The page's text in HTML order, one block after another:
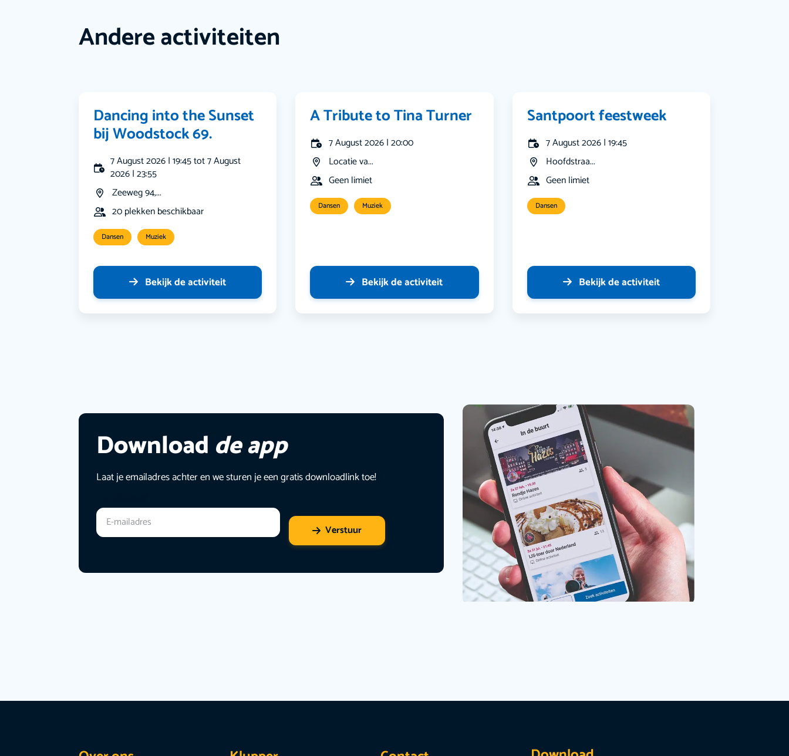
Andere activiteiten
Dancing into the Sunset
bij Woodstock 69.
7 August 2026 | 19:45 tot 7 August
2026 | 23:55
Zeeweg 94,...
20 plekken beschikbaar
Dansen Muziek
Bekijk de activiteit
A Tribute to Tina Turner
7 August 2026 | 20:00
Locatie va...
Geen limiet
Dansen Muziek
Bekijk de activiteit
Santpoort feestweek
7 August 2026 | 19:45
Hoofdstraa...
Geen limiet
Dansen
Bekijk de activiteit
Download de app
Laat je emailadres achter en we sturen je een gratis downloadlink toe!
Verstuur